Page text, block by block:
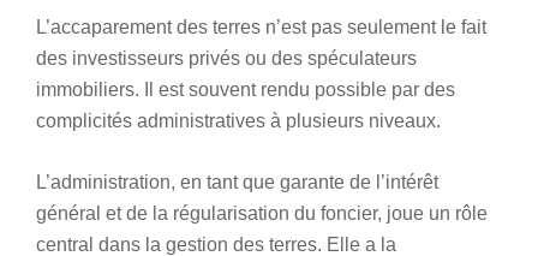
L’accaparement des terres n’est pas seulement le fait
des investisseurs privés ou des spéculateurs
immobiliers. Il est souvent rendu possible par des
complicités administratives à plusieurs niveaux.
L’administration, en tant que garante de l’intérêt
général et de la régularisation du foncier, joue un rôle
central dans la gestion des terres. Elle a la